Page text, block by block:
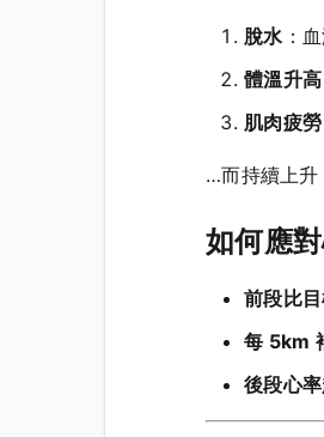
脫水 ：
體溫升高
肌肉疲勞
…而持續上升
如何應
前段比
每 5km
後段心